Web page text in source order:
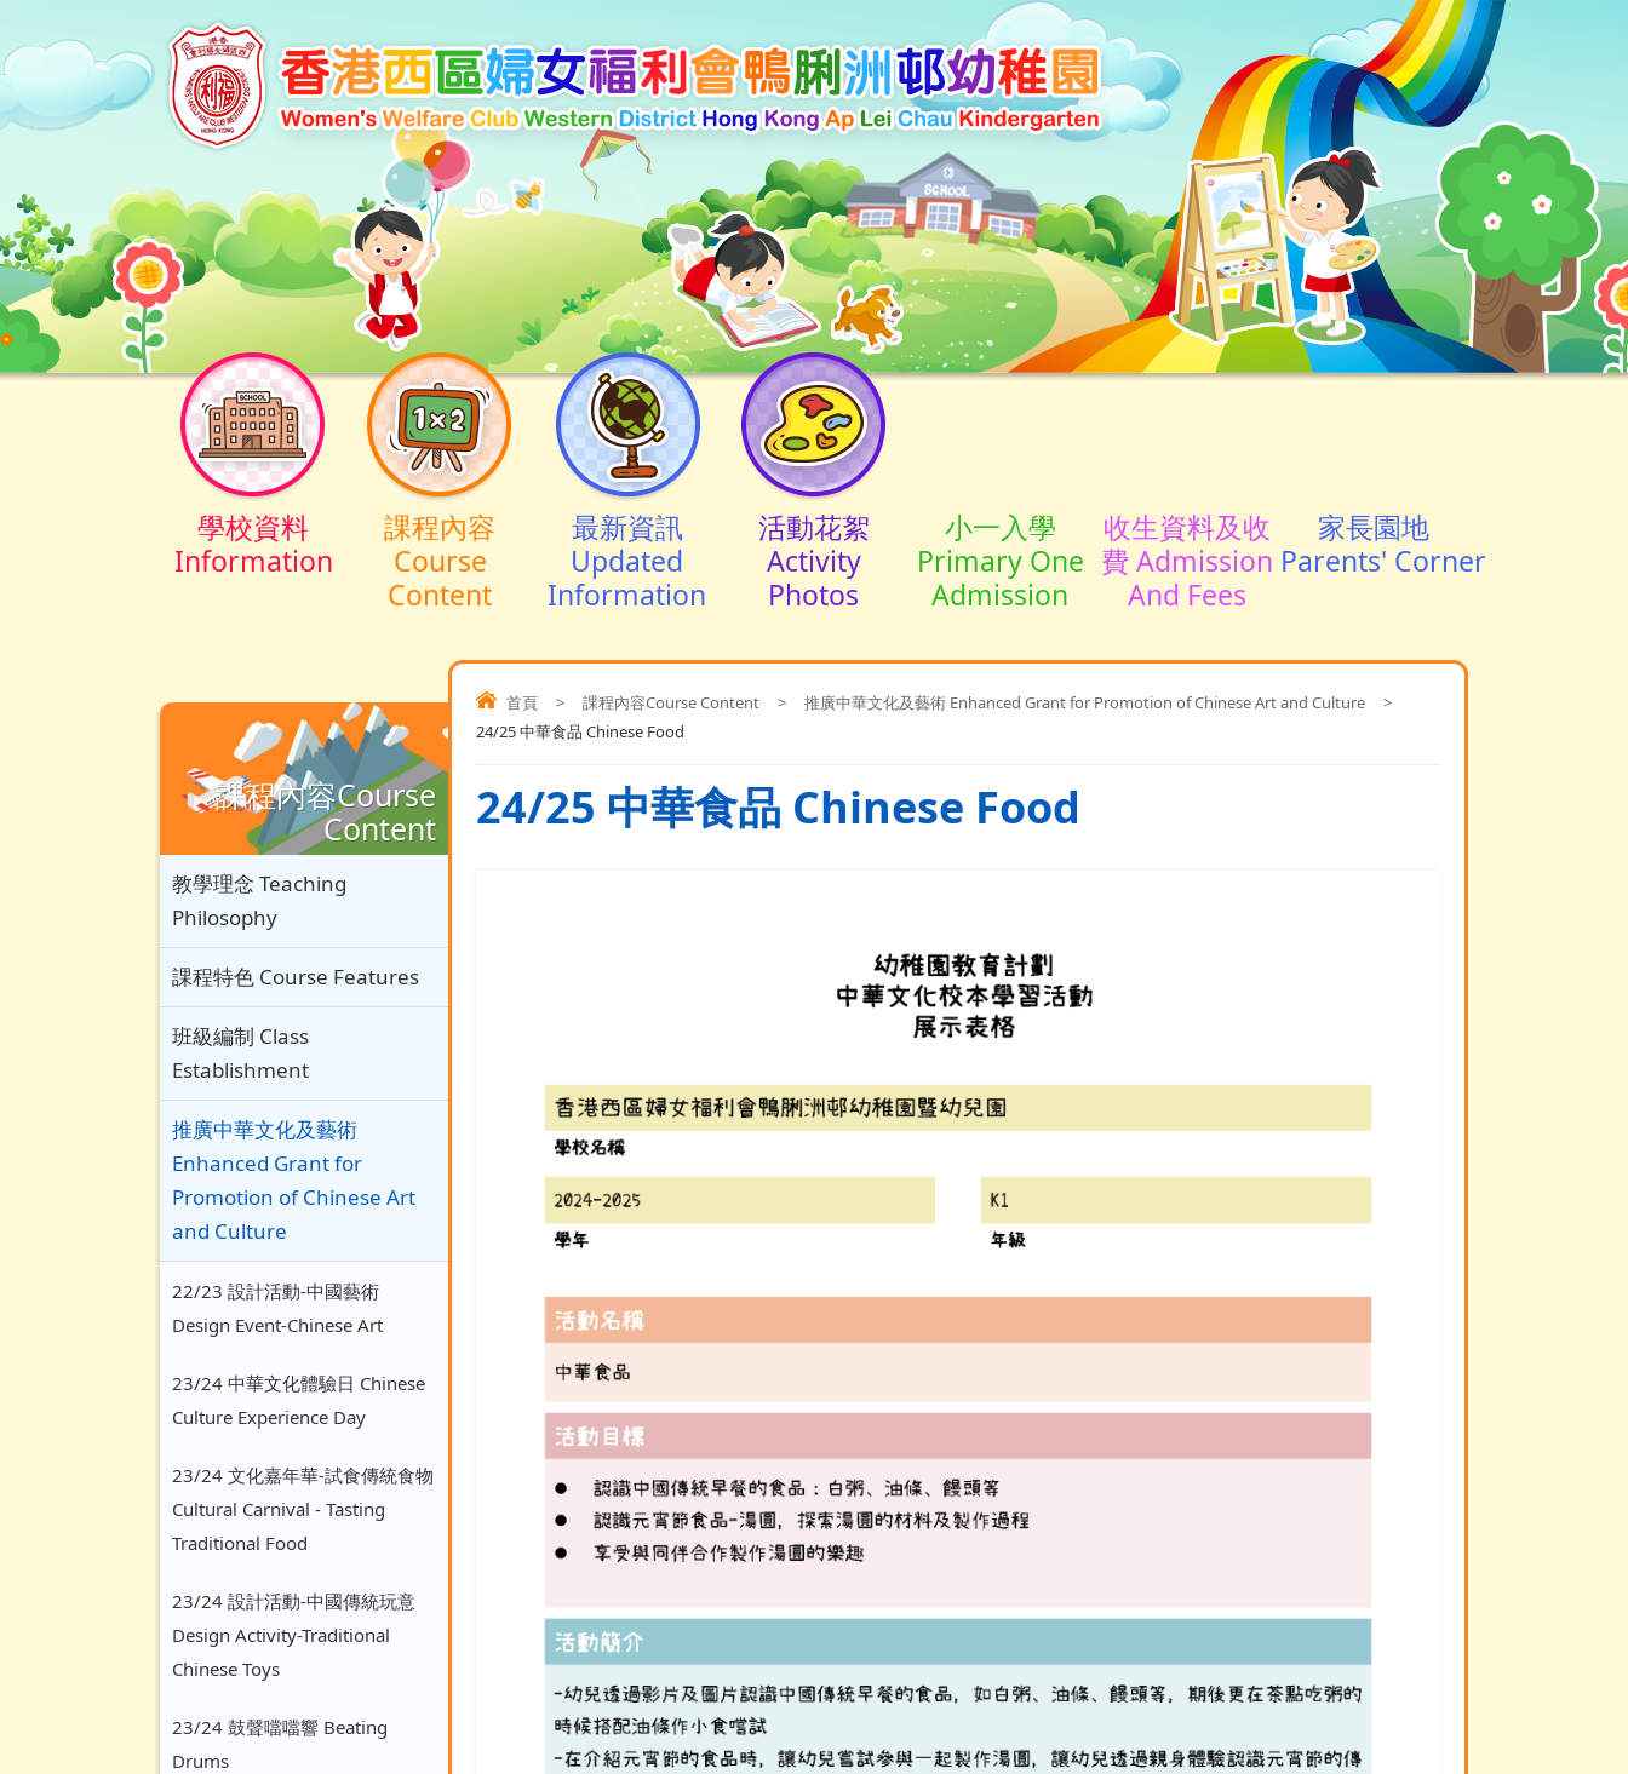
學校資料
Information
課程內容
Course
Content
最新資訊
Updated
Information
活動花絮
Activity
Photos
小一入學
Primary One
Admission
收生資料及收
費 Admission
And Fees
家長園地
Parents' Corner
首頁 > 課程內容Course Content > 推廣中華文化及藝術 Enhanced Grant for Promotion of Chinese Art and Culture
>
24/25 中華食品 Chinese Food
24/25 中華食品 Chinese Food
課程內容Course
Content
教學理念 Teaching
Philosophy
課程特色 Course Features
班級編制 Class
Establishment
推廣中華文化及藝術
Enhanced Grant for
Promotion of Chinese Art
and Culture
22/23 設計活動-中國藝術
Design Event-Chinese Art
23/24 中華文化體驗日 Chinese
Culture Experience Day
23/24 文化嘉年華-試食傳統食物
Cultural Carnival - Tasting
Traditional Food
23/24 設計活動-中國傳統玩意
Design Activity-Traditional
Chinese Toys
23/24 鼓聲噹噹響 Beating
Drums